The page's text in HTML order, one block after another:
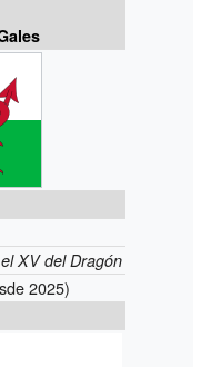
el XV del Dragón
2025)